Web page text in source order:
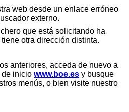
web desde un enlace erróneo
externo.
que está solicitando ha
otra dirección distinta.
anteriores, acceda de nuevo a
de inicio www.boe.es y busque
menús, o bien visite nuestro